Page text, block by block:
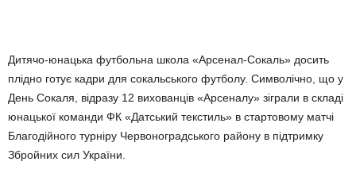
Дитячо-юнацька футбольна шко­ла «Арсенал-Сокаль» досить
плід­но готує кадри для сокальського футболу. Символічно, що у
День Сокаля, відразу 12 вихованців «Ар­сеналу» зіграли в складі
юнацької команди ФК «Датський текстиль» в стартовому матчі
Благодійного турніру Червоноградського району в підтримку
Збройних сил України.